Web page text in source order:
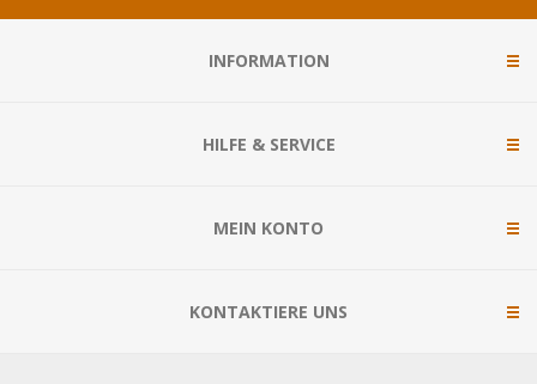
INFORMATION
HILFE & SERVICE
MEIN KONTO
KONTAKTIERE UNS